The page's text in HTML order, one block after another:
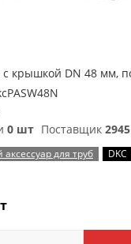
крышкой DN 48 мм,
0 шт Поставщик
для труб DKC